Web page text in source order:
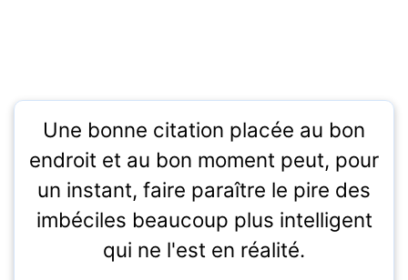
Une bonne citation placée au bon
endroit et au bon moment peut, pour
un instant, faire paraître le pire des
imbéciles beaucoup plus intelligent
qui ne l'est en réalité.